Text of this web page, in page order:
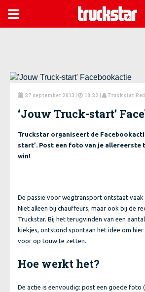

 27 september 2013 |  18:22 | Truckstar
‘Jouw Truck-start’
Truckstar organiseert de
start’. Post een foto van je allereerste
win!
De passie voor wegtransport ontstaat vaak
Niet alleen bij chauffeurs, maar ook bij de
Truckstar. Bij het terugvinden van een
kiekjes, ontstond spontaan het idee om hier
voor op touw te zetten.
Hoe werkt het?
De actie is eenvoudig: post een goede foto